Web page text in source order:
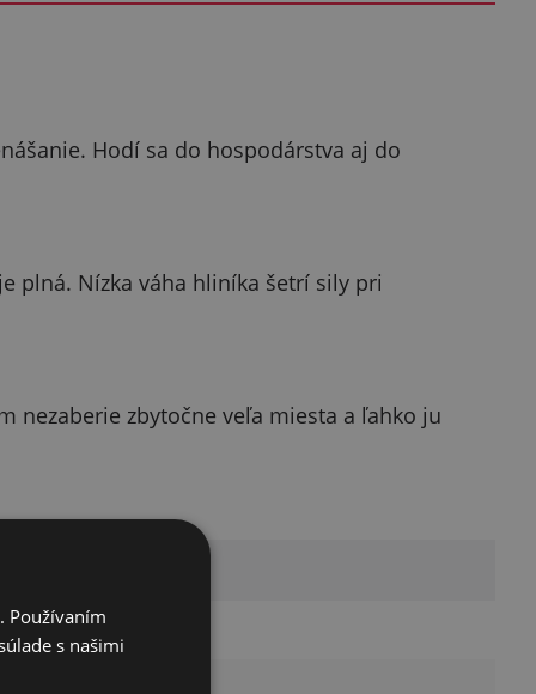
Hodí sa do hospodárstva aj do
plná. Nízka váha hliníka šetrí sily pri
nezaberie zbytočne veľa miesta a ľahko ju
Používaním
s našimi